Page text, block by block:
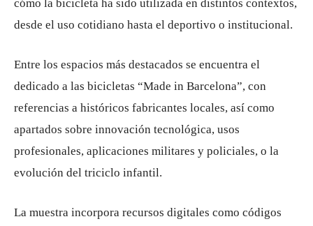
cómo la bicicleta ha sido utilizada en distintos contextos,
desde el uso cotidiano hasta el deportivo o institucional.
Entre los espacios más destacados se encuentra el
dedicado a las bicicletas “Made in Barcelona”, con
referencias a históricos fabricantes locales, así como
apartados sobre innovación tecnológica, usos
profesionales, aplicaciones militares y policiales, o la
evolución del triciclo infantil.
La muestra incorpora recursos digitales como códigos